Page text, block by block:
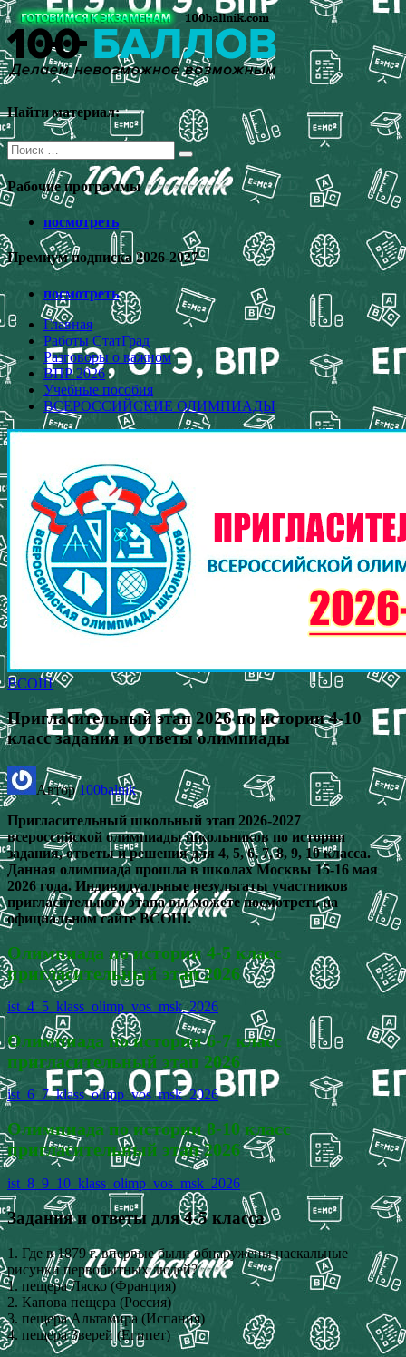
Перейти
к
содержимому
Найти материал:
Поиск
для:
Рабочие программы
посмотреть
Премиум подписка 2026-2027
посмотреть
Главная
Работы СтатГрад
Разговоры о важном
ВПР 2026
Учебные пособия
ВСЕРОССИЙСКИЕ ОЛИМПИАДЫ
ВСОШ
Пригласительный этап 2026 по истории 4-10
класс задания и ответы олимпиады
Автор100balnik
Пригласительный школьный этап 2026-2027
всероссийской олимпиады школьников по истории
задания, ответы и решения для 4, 5, 6, 7, 8, 9, 10 класса.
Данная олимпиада прошла в школах Москвы 15-16 мая
2026 года. Индивидуальные результаты участников
пригласительного этапа вы можете посмотреть на
официальном сайте ВСОШ.
Олимпиада по истории 4-5 класс
пригласительный этап 2026
ist_4_5_klass_olimp_vos_msk_2026
Олимпиада по истории 6-7 класс
пригласительный этап 2026
ist_6_7_klass_olimp_vos_msk_2026
Олимпиада по истории 8-10 класс
пригласительный этап 2026
ist_8_9_10_klass_olimp_vos_msk_2026
Задания и ответы для 4-5 класса
1. Где в 1879 г. впервые были обнаружены наскальные
рисунки первобытных людей?
1. пещера Ляско (Франция)
2. Капова пещера (Россия)
3. пещера Альтамира (Испания)
4. пещера Зверей (Египет)